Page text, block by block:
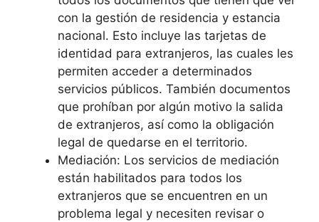
con la gestión de residencia y estancia
nacional. Esto incluye las tarjetas de
identidad para extranjeros, las cuales les
permiten acceder a determinados
servicios públicos. También documentos
que prohíban por algún motivo la salida
de extranjeros, así como la obligación
legal de quedarse en el territorio.
Mediación: Los servicios de mediación
están habilitados para todos los
extranjeros que se encuentren en un
problema legal y necesiten revisar o